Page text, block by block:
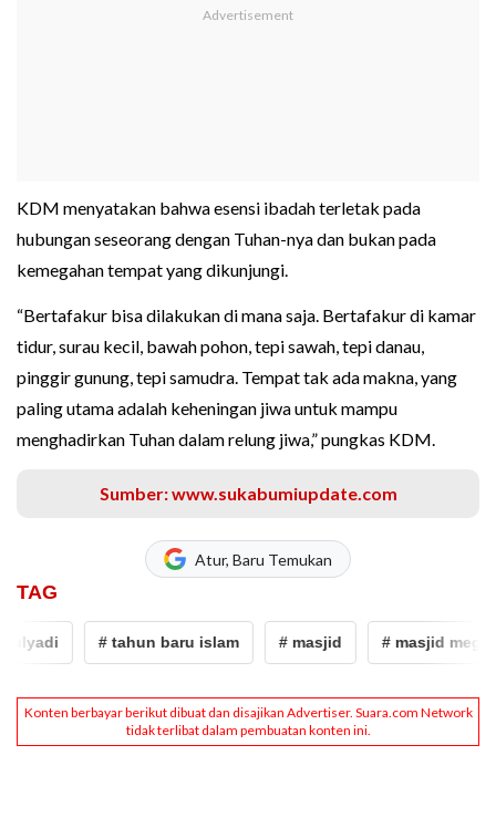
KDM menyatakan bahwa esensi ibadah terletak pada
hubungan seseorang dengan Tuhan-nya dan bukan pada
kemegahan tempat yang dikunjungi.
“Bertafakur bisa dilakukan di mana saja. Bertafakur di kamar
tidur, surau kecil, bawah pohon, tepi sawah, tepi danau,
pinggir gunung, tepi samudra. Tempat tak ada makna, yang
paling utama adalah keheningan jiwa untuk mampu
menghadirkan Tuhan dalam relung jiwa,” pungkas KDM.
Sumber: www.sukabumiupdate.com
Atur, Baru Temukan
TAG
# tahun baru islam # masjid # masjid megah